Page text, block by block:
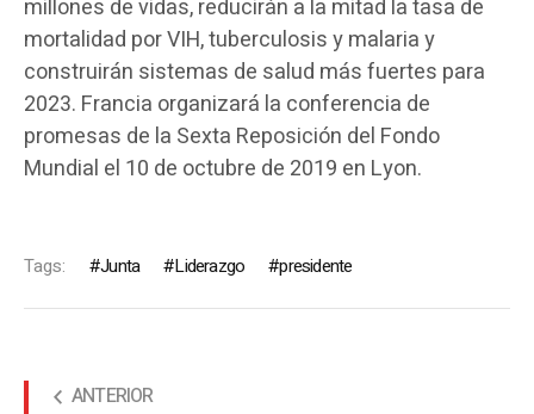
millones de vidas, reducirán a la mitad la tasa de
mortalidad por VIH, tuberculosis y malaria y
construirán sistemas de salud más fuertes para
2023. Francia organizará la conferencia de
promesas de la Sexta Reposición del Fondo
Mundial el 10 de octubre de 2019 en Lyon.
Tags: Junta Liderazgo presidente
ANTERIOR